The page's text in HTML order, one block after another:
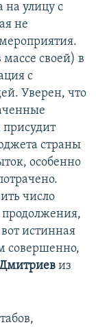
на улицу с
не
своей) в
с
Уверен, что
страны
особенно
число
продолжения,
истинная
совершенно,
из